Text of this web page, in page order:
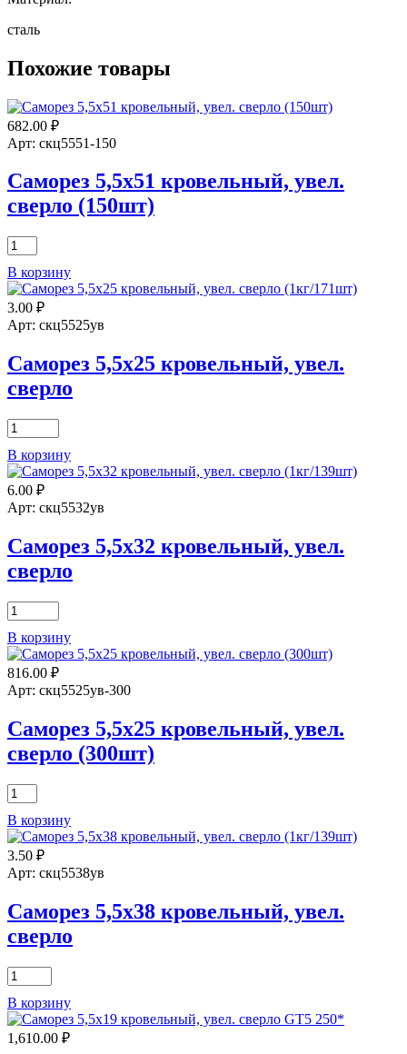
сталь
Похожие товары
682.00 ₽
Арт: скц5551-150
Саморез 5,5х51 кровельный, увел.
сверло (150шт)
Количество
товара
Саморез
5,5х51
кровельный,
увел.
(150шт)
В корзину
3.00 ₽
Арт: скц5525ув
Саморез 5,5х25 кровельный, увел.
сверло
Количество
товара
Саморез
5,5х25
кровельный,
увел.
В корзину
6.00 ₽
Арт: скц5532ув
Саморез 5,5х32 кровельный, увел.
сверло
Количество
товара
Саморез
5,5х32
кровельный,
увел.
В корзину
816.00 ₽
Арт: скц5525ув-300
Саморез 5,5х25 кровельный, увел.
сверло (300шт)
Количество
товара
Саморез
5,5х25
кровельный,
увел.
(300шт)
В корзину
3.50 ₽
Арт: скц5538ув
Саморез 5,5х38 кровельный, увел.
сверло
Количество
товара
Саморез
5,5х38
кровельный,
В корзину
1,610.00 ₽